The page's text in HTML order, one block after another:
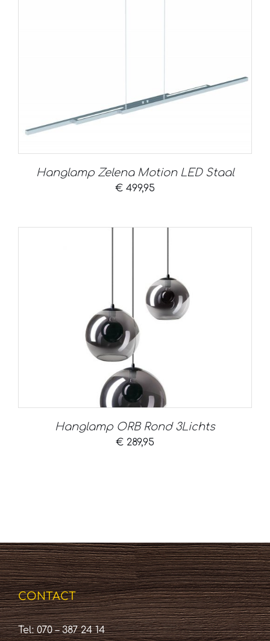
Hanglamp Zelena Motion LED Staal
€ 499,95
Hanglamp ORB Rond 3Lichts
€ 289,95
CONTACT
Tel: 070 – 387 24 14